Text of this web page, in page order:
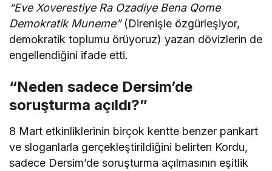
“Eve Xoverestiye Ra Ozadiye Bena Qome
Demokratik Muneme”(Direnişle özgürleşiyor,
demokratik toplumu örüyoruz) yazan dövizlerin de
engellendiğini ifade etti.
“Neden sadece Dersim’de
soruşturma açıldı?”
8 Mart etkinliklerinin birçok kentte benzer pankart
ve sloganlarla gerçekleştirildiğini belirten Kordu,
sadece Dersim’de soruşturma açılmasının eşitlik